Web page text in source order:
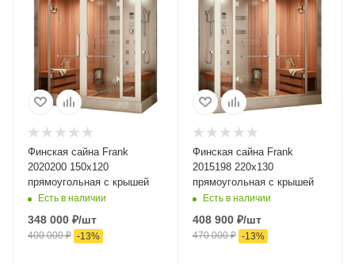
Финская сайна Frank
2020200 150х120
прямоугольная с крышей
Есть в наличии
348 000 ₽/шт
400 000₽ -13%
Финская сайна Frank
2015198 220х130
прямоугольная с крышей
Есть в наличии
408 900₽/шт
470 000₽ -13%